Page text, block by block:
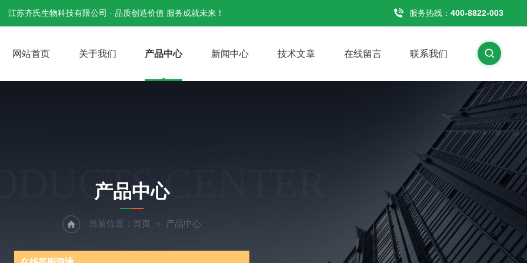
江苏齐氏生物科技有限公司 · 品质创造价值 服务成就未来！ 服务热线： 400-8822-003
网站首页 关于我们 产品中心 新闻中心 技术文章 在线留言 联系我们
CENTER
产品中心
当前位置： 首页 产品中心